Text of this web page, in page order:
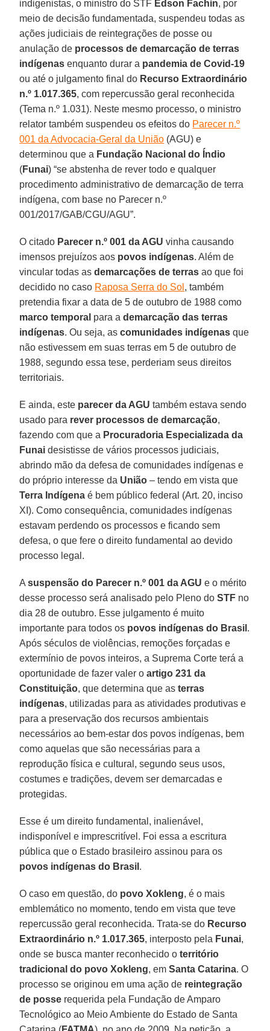
indigenistas, o ministro do STF Edson Fachin, por
meio de decisão fundamentada, suspendeu todas as
ações judiciais de reintegrações de posse ou
anulação de processos de demarcação de terras
indígenas enquanto durar a pandemia de Covid-19
ou até o julgamento final do Recurso Extraordinário
n.º 1.017.365, com repercussão geral reconhecida
(Tema n.º 1.031). Neste mesmo processo, o ministro
relator também suspendeu os efeitos do Parecer n.º
001 da Advocacia-Geral da União (AGU) e
determinou que a Fundação Nacional do Índio
(Funai) “se abstenha de rever todo e qualquer
procedimento administrativo de demarcação de terra
indígena, com base no Parecer n.º
001/2017/GAB/CGU/AGU”.
O citado Parecer n.º 001 da AGU vinha causando
imensos prejuízos aos povos indígenas. Além de
vincular todas asdemarcações de terras ao que foi
decidido no caso Raposa Serra do Sol , também
pretendia fixar a data de 5 de outubro de 1988 como
marco temporal para ademarcação das terras
indígenas. Ou seja, ascomunidades indígenas que
não estivessem em suas terras em 5 de outubro de
1988, segundo essa tese, perderiam seus direitos
territoriais.
E ainda, este parecer da AGU também estava sendo
usado para rever processos de demarcação,
fazendo com que a Procuradoria Especializada da
Funai desistisse de vários processos judiciais,
abrindo mão da defesa de comunidades indígenas e
do próprio interesse da União – tendo em vista que
Terra Indígena é bem público federal (Art. 20, inciso
XI). Como consequência, comunidades indígenas
estavam perdendo os processos e ficando sem
defesa, o que fere o direito fundamental ao devido
processo legal.
Asuspensão do Parecer n.º 001 da AGU e o mérito
desse processo será analisado pelo Pleno doSTF no
dia 28 de outubro. Esse julgamento é muito
importante para todos os povos indígenas do Brasil .
Após séculos de violências, remoções forçadas e
extermínio de povos inteiros, a Suprema Corte terá a
oportunidade de fazer valer oartigo 231 da
Constituição, que determina que asterras
indígenas, utilizadas para as atividades produtivas e
para a preservação dos recursos ambientais
necessários ao bem-estar dos povos indígenas, bem
como aquelas que são necessárias para a
reprodução física e cultural, segundo seus usos,
costumes e tradições, devem ser demarcadas e
protegidas.
Esse é um direito fundamental, inalienável,
indisponível e imprescritível. Foi essa a escritura
pública que o Estado brasileiro assinou para os
povos indígenas do Brasil .
O caso em questão, do povo Xokleng, é o mais
emblemático no momento, tendo em vista que teve
repercussão geral reconhecida. Trata-se do Recurso
Extraordinário n.º 1.017.365, interposto pela Funai,
onde se busca manter reconhecido oterritório
tradicional do povo Xokleng, emSanta Catarina. O
processo se originou em uma ação de reintegração
de posse requerida pela Fundação de Amparo
Tecnológico ao Meio Ambiente do Estado de Santa